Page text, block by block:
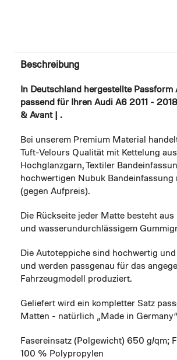
Beschreibung
In Deutschland hergestellte Passform
passend für Ihren Audi A6 2011 -
& Avant | .
Bei unserem Premium Material
Tuft-Velours Qualität mit Kettelung aus
Hochglanzgarn, Textiler
hochwertigen Nubuk Bandeinfassung
(gegen Aufpreis).
Die Rückseite jeder Matte besteht
und wasserundurchlässigem
Die Autoteppiche sind hochwertig
und werden passgenau für das
Fahrzeugmodell produziert.
Geliefert wird ein kompletter Satz
Matten - natürlich „Made in
Fasereinsatz (Polgewicht) 650 g/qm;
100 % Polypropylen